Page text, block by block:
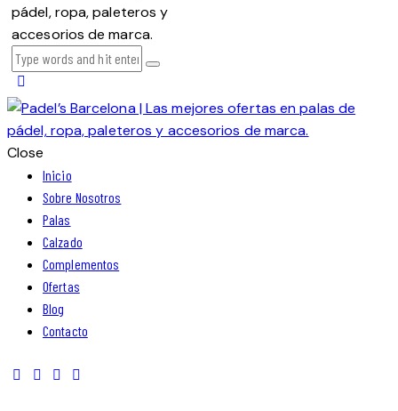
Close
Inicio
Sobre Nosotros
Palas
Calzado
Complementos
Ofertas
Blog
Contacto